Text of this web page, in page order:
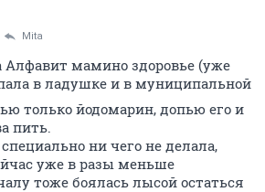
Mita
Алфавит мамино здоровье (уже
в ладушке и в муниципальной
только йодомарин, допью его и
пить.
ни чего не делала,
уже в разы меньше
тоже боялась лысой остаться